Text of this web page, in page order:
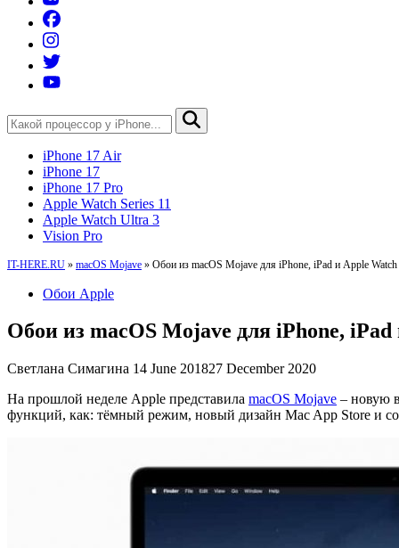
iPhone 17 Air
iPhone 17
iPhone 17 Pro
Apple Watch Series 11
Apple Watch Ultra 3
Vision Pro
IT-HERE.RU » macOS Mojave » Обои из macOS Mojave для iPhone, iPad и Apple Watch
Обои Apple
Обои из macOS Mojave для iPhone,
Светлана Симагина 14 June 201827 December 2020
На прошлой неделе Apple представила macOS Mojave – новую
функций, как: тёмный режим, новый дизайн Mac App Store и